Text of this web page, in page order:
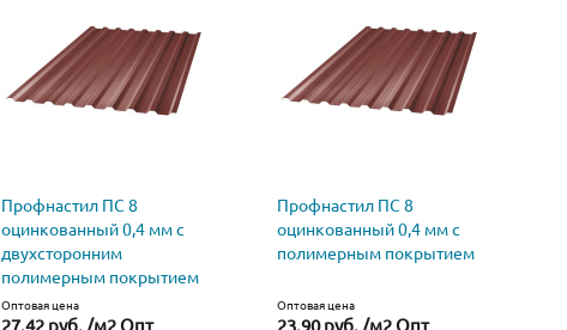
Профнастил ПС 8
оцинкованный 0,4 мм с
двухсторонним
полимерным покрытием
Оптовая цена
27.42 руб. /м2 Опт
Профнастил ПС 8
оцинкованный 0,4 мм с
полимерным покрытием
Оптовая цена
23.90 руб. /м2 Опт